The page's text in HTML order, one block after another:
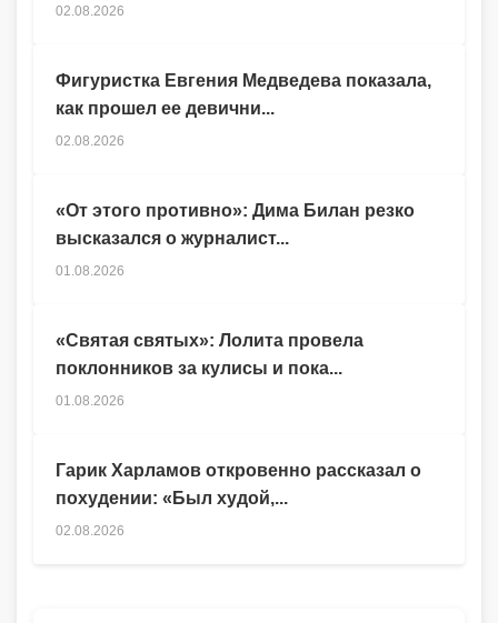
Гарик Харламов откровенно рассказал о
похудении: «Был худой,...
02.08.2026
02.08.2026
Фигуристка Евгения Медведева показала,
как прошел ее девични...
02.08.2026
«От этого противно»: Дима Билан резко
высказался о журналист...
01.08.2026
«Святая святых»: Лолита провела
поклонников за кулисы и пока...
01.08.2026